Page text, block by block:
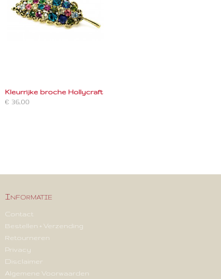
Kleurrijke broche Hollycraft
€ 36,00
Informatie
Contact
Bestellen + Verzending
Retourneren
Privacy
Disclaimer
Algemene Voorwaarden